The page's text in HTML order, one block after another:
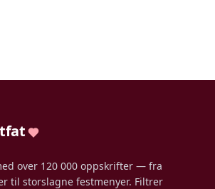
over 120 000 oppskrifter — fra
til storslagne festmenyer. Filtrer